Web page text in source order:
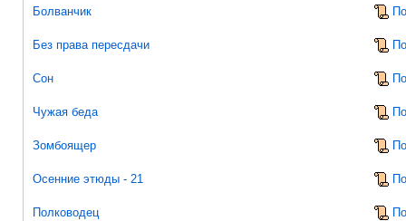
Болванчик
Без права пересдачи
Сон
Чужая беда
Зомбоящер
Осенние этюды - 21
Полководец